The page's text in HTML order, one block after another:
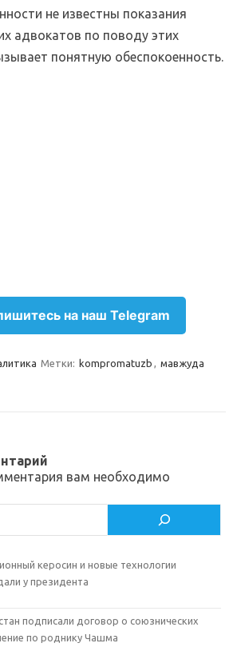
не известны показания
адвокатов по поводу этих
понятную обеспокоенность.
на наш Telegram
Метки: kompromatuzb , мавжуда
вам необходимо
керосин и новые технологии
у президента
подписали договор о союзнических
по роднику Чашма